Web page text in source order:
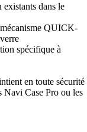
dans le
QUICK-
spécifique à
en toute sécurité
Navi Case Pro ou les